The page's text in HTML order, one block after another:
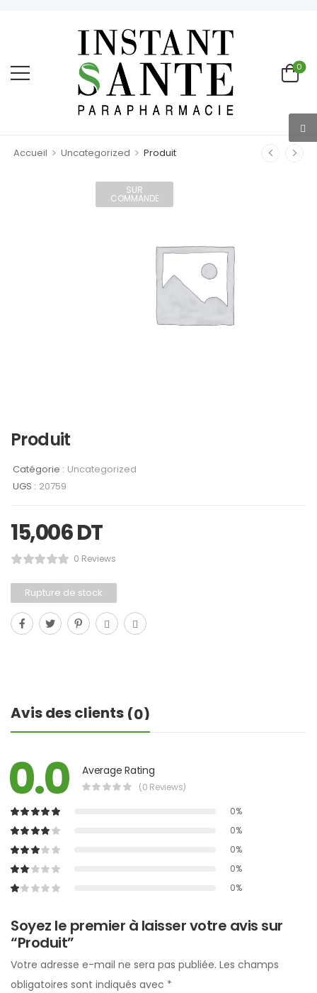
0
Accueil > Uncategorized > Produit
SUR
COMMANDE
Produit
Catégorie : Uncategorized
UGS : 20759
15,006DT
0 Reviews
Rupture de stock
Avis des clients (0)
0.0 Average Rating
(0 Reviews)
0%
0%
0%
0%
0%
Soyez le premier à laisser votre avis sur
“Produit”
Votre adresse e-mail ne sera pas publiée. Les champs
obligatoires sont indiqués avec *